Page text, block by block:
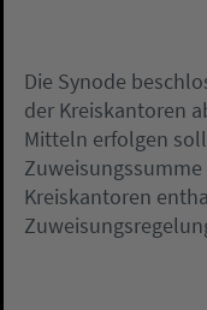
Die Synode
der Kreiskantoren
Mitteln erfolgen
Kreiskantoren